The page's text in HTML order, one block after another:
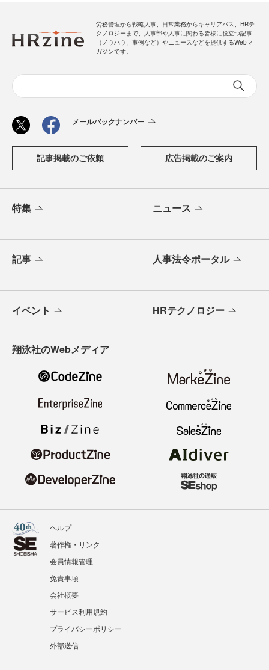
労務管理から戦略人事、日常業務からキャリアパス、HRテ
クノロジーまで、人事部や人事に関わる皆様に役立つ記事
（ノウハウ、事例など）やニュースなどを提供するWebマ
ガジンです。
メールバックナンバー
記事掲載のご依頼 広告掲載のご案内
特集 ニュース
記事 人事法令ポータル
イベント HRテクノロジー
翔泳社のWebメディア
ヘルプ
著作権・リンク
会員情報管理
免責事項
会社概要
サービス利用規約
プライバシーポリシー
外部送信